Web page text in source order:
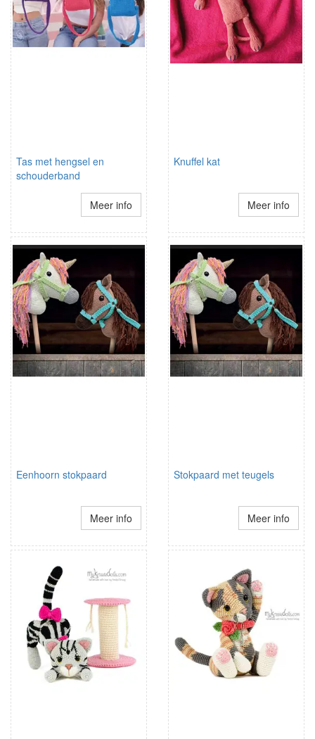
Tas met hengsel en
schouderband
Meer info
Knuffel kat
Meer info
Eenhoorn stokpaard
Meer info
Stokpaard met teugels
Meer info